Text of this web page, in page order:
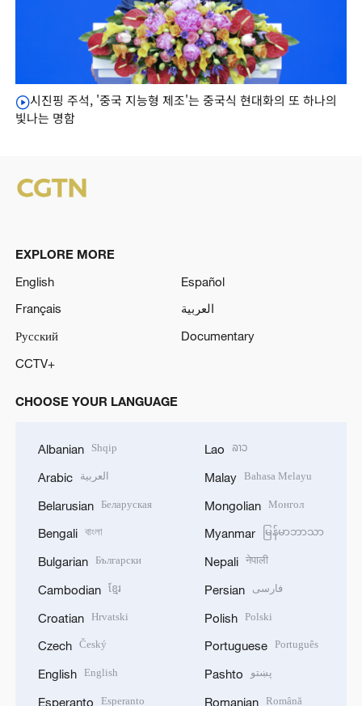
시진핑 주석, '중국 지능형 제조'는 중국식 현대화의 또 하나의
빛나는 명함
EXPLORE MORE
English
Español
Français
العربية
Русский
Documentary
CCTV+
CHOOSE YOUR LANGUAGE
Albanian Shqip
Arabic العربية
Belarusian Беларуская
Bengali বাংলা
Bulgarian Български
Cambodian ខ្មែរ
Croatian Hrvatski
Czech Český
English English
Esperanto Esperanto
Lao ລາວ
Malay Bahasa Melayu
Mongolian Монгол
Myanmar မြန်မာဘာသာ
Nepali नेपाली
Persian فارسی
Polish Polski
Portuguese Português
Pashto پښتو
Romanian Română